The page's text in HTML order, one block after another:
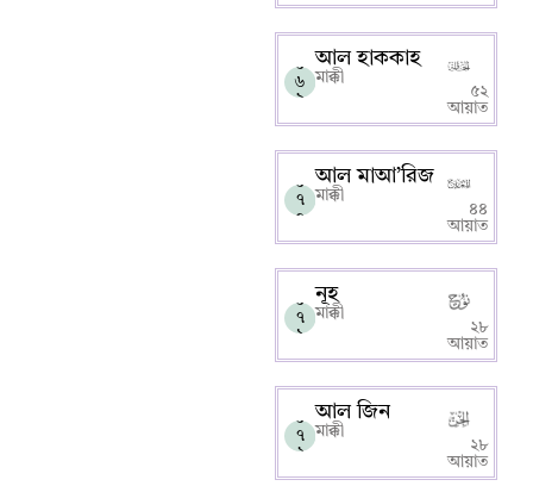
০
৬
৯
আল হাককাহ
মাক্কী
৫২
আয়াত
০
৭
০
আল মাআ’রিজ
মাক্কী
৪৪
আয়াত
০
৭
১
নূহ
মাক্কী
২৮
আয়াত
০
৭
২
আল জিন
মাক্কী
২৮
আয়াত